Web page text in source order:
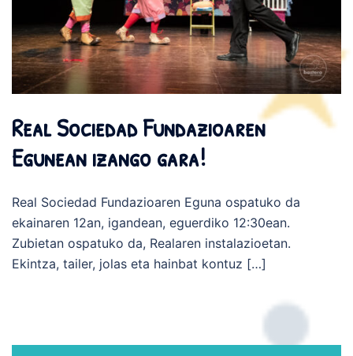
Real Sociedad Fundazioaren
Egunean izango gara!
Real Sociedad Fundazioaren Eguna ospatuko da
ekainaren 12an, igandean, eguerdiko 12:30ean.
Zubietan ospatuko da, Realaren instalazioetan.
Ekintza, tailer, jolas eta hainbat kontuz […]